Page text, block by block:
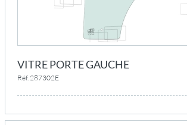
VITRE PORTE GAUCHE
Réf. 287302E